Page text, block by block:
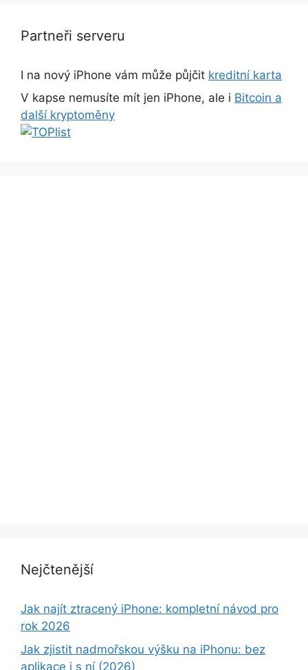
Partneři serveru
I na nový iPhone vám může půjčit kreditní karta
V kapse nemusíte mít jen iPhone, ale i Bitcoin a
další kryptoměny
Nejčtenější
Jak najít ztracený iPhone: kompletní návod pro
rok 2026
Jak zjistit nadmořskou výšku na iPhonu: bez
aplikace i s ní (2026)